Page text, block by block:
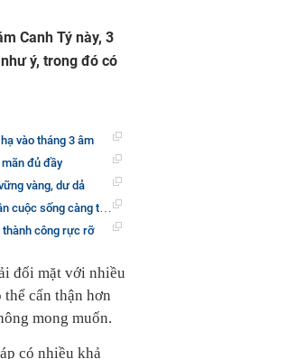
Canh Tý này, 3
ý, trong đó có
vào tháng 3 âm
đủ đầy
vàng, dư dả
càng thăng hoa rực rỡ
thành công rực rỡ
đối mặt với nhiều
cẩn thận hơn
mong muốn.
có nhiều khả